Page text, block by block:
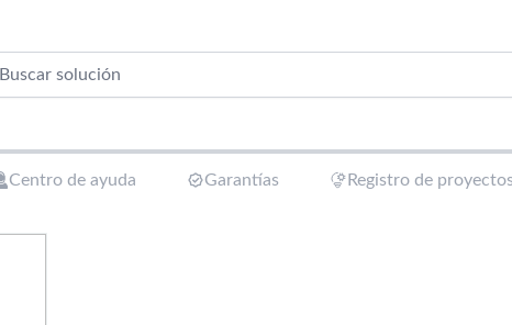
Centro de ayuda Garantías Registro de